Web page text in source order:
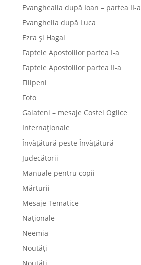
Evanghealia după Ioan – partea II-a
Evanghelia după Luca
Ezra și Hagai
Faptele Apostolilor partea I-a
Faptele Apostolilor partea II-a
Filipeni
Foto
Galateni – mesaje Costel Oglice
Internaționale
Învățătură peste Învățătură
Judecătorii
Manuale pentru copii
Mărturii
Mesaje Tematice
Naționale
Neemia
Noutăți
Noutăți